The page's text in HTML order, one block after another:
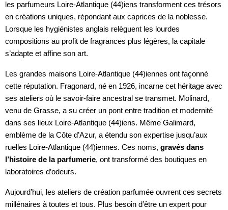
les parfumeurs Loire-Atlantique (44)iens transforment ces trésors
en créations uniques, répondant aux caprices de la noblesse.
Lorsque les hygiénistes anglais relèguent les lourdes
compositions au profit de fragrances plus légères, la capitale
s’adapte et affine son art.
Les grandes maisons Loire-Atlantique (44)iennes ont façonné
cette réputation. Fragonard, né en 1926, incarne cet héritage avec
ses ateliers où le savoir-faire ancestral se transmet. Molinard,
venu de Grasse, a su créer un pont entre tradition et modernité
dans ses lieux Loire-Atlantique (44)iens. Même Galimard,
emblème de la Côte d’Azur, a étendu son expertise jusqu’aux
ruelles Loire-Atlantique (44)iennes. Ces noms, gravés dans
l’histoire de la parfumerie, ont transformé des boutiques en
laboratoires d’odeurs.
Aujourd’hui, les ateliers de création parfumée ouvrent ces secrets
millénaires à toutes et tous. Plus besoin d’être un expert pour